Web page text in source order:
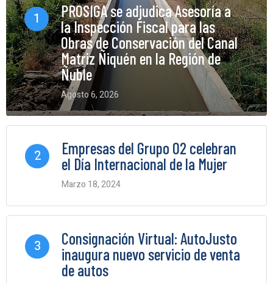
1
PROSIGA se adjudica Asesoría a
la Inspección Fiscal para las
Obras de Conservación del Canal
Matriz Ñiquén en la Región de
Ñuble
Agosto 6, 2026
0 Comments
2
Empresas del Grupo O2 celebran
el Día Internacional de la Mujer
Marzo 18, 2024
3
Consignación Virtual: AutoJusto
inaugura nuevo servicio de venta
de autos